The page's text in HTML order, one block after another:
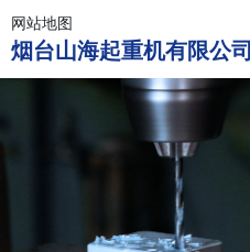
网站地图
烟台山海起重机有限公司